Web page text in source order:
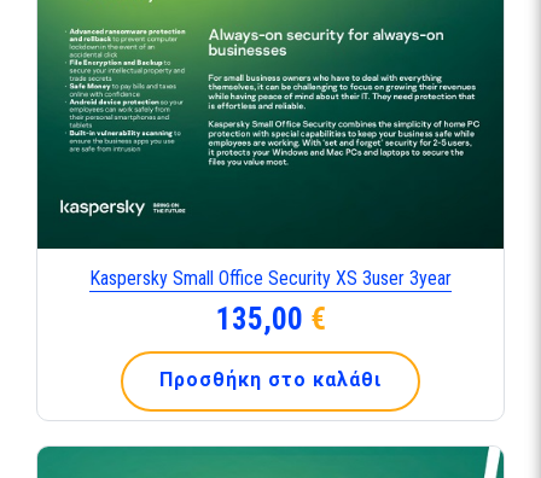
Kaspersky Small Office Security XS 3user 3year
135,00 €
Προσθήκη στο καλάθι